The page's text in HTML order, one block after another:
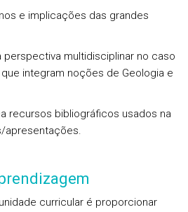
e implicações das grandes
perspectiva multidisciplinar no caso
integram noções de Geologia e
recursos bibliográficos usados na
apresentações.
curricular é proporcionar